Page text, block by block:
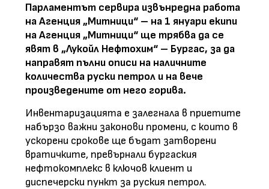
Парламентът сервира извънредна работа
на Агенция „Митници“ – на 1 януари екипи
на Агенция „Митници“ ще трябва да се
явят в „Лукойл Нефтохим“ – Бургас, за да
направят пълни описи на наличните
количества руски петрол и на вече
произведените от него горива.
Инвентаризацията е залегнала в приетите
набързо важни законови промени, с които в
ускорени срокове ще бъдат затворени
вратичките, превърнали бургаския
нефтокомплекс в ключов клиент и
диспечерски пункт за руския петрол.